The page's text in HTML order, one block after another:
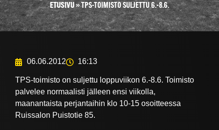
ETUSIVU»TPS-TOIMISTO SULJETTU 6.-8.6.
06.06.2012 16:13
TPS-toimisto on suljettu loppuviikon 6.-8.6. Toimisto
palvelee normaalisti jälleen ensi viikolla,
maanantaista perjantaihin klo 10-15 osoitteessa
Ruissalon Puistotie 85.